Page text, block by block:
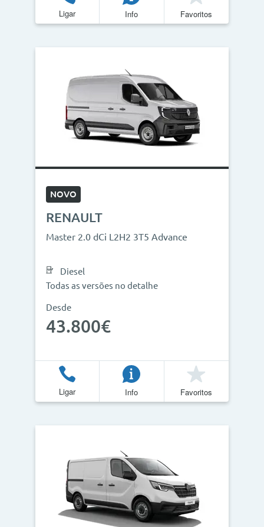
Ligar Info Favoritos
NOVO
RENAULT
Master 2.0 dCi L2H2 3T5 Advance
Diesel
Todas as versões no detalhe
Desde
43.800€
Ligar Info Favoritos